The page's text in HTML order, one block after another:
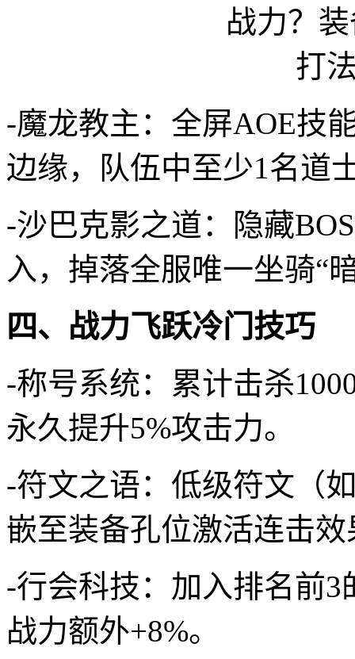
-魔龙教主：全屏AOE技
边缘，队伍中至少1名道
-沙巴克影之道：隐藏
入，掉落全服唯一坐骑“
四、战力飞跃冷门技巧
-称号系统：累计击杀
永久提升5%攻击力。
-符文之语：低级符文（
嵌至装备孔位激活连击效
-行会科技：加入排名前3
战力额外+8%。